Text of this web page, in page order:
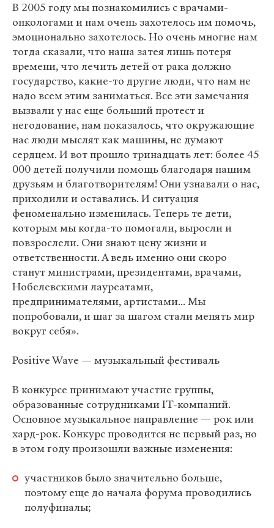
В 2005 году мы познакомились с врачами-
онкологами и нам очень захотелось им помочь,
эмоционально захотелось. Но очень многие нам
тогда сказали, что наша затея лишь потеря
времени, что лечить детей от рака должно
государство, какие-то другие люди, что нам не
надо всем этим заниматься. Все эти замечания
вызвали у нас еще больший протест и
негодование, нам показалось, что окружающие
нас люди мыслят как машины, не думают
сердцем. И вот прошло тринадцать лет: более 45
000 детей получили помощь благодаря нашим
друзьям и благотворителям! Они узнавали о нас,
приходили и оставались. И ситуация
феноменально изменилась. Теперь те дети,
которым мы когда-то помогали, выросли и
повзрослели. Они знают цену жизни и
ответственности. А ведь именно они скоро
станут министрами, президентами, врачами,
Нобелевскими лауреатами,
предпринимателями, артистами... Мы
попробовали, и шаг за шагом стали менять мир
вокруг себя».
Positive Wave — музыкальный фестиваль
В конкурсе принимают участие группы,
образованные сотрудниками IT-компаний.
Основное музыкальное направление — рок или
хард-рок. Конкурс проводится не первый раз, но
в этом году произошли важные изменения:
участников было значительно больше,
поэтому еще до начала форума проводились
полуфиналы;